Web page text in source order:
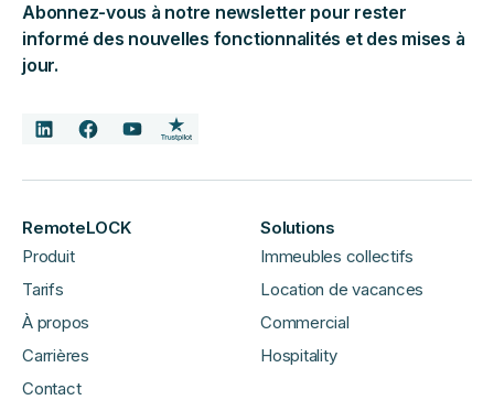
Abonnez-vous à notre newsletter pour rester
informé des nouvelles fonctionnalités et des mises à
jour.
RemoteLOCK
Produit
Tarifs
À propos
Carrières
Contact
Solutions
Immeubles collectifs
Location de vacances
Commercial
Hospitality